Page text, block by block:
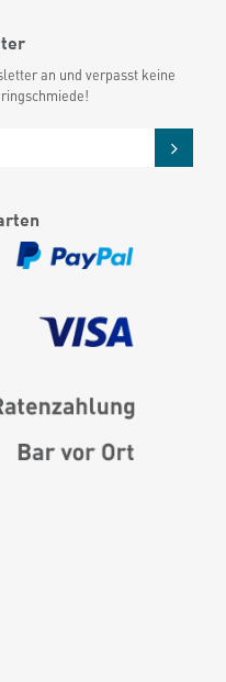
an und verpasst keine